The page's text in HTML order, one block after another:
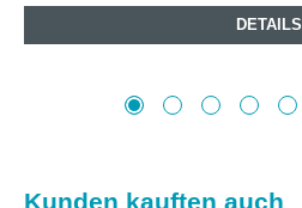
DETAILS
Produktgalerie überspringen
Kunden kauften auch